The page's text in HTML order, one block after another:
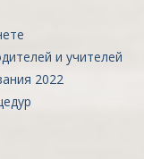
и учителей
2022